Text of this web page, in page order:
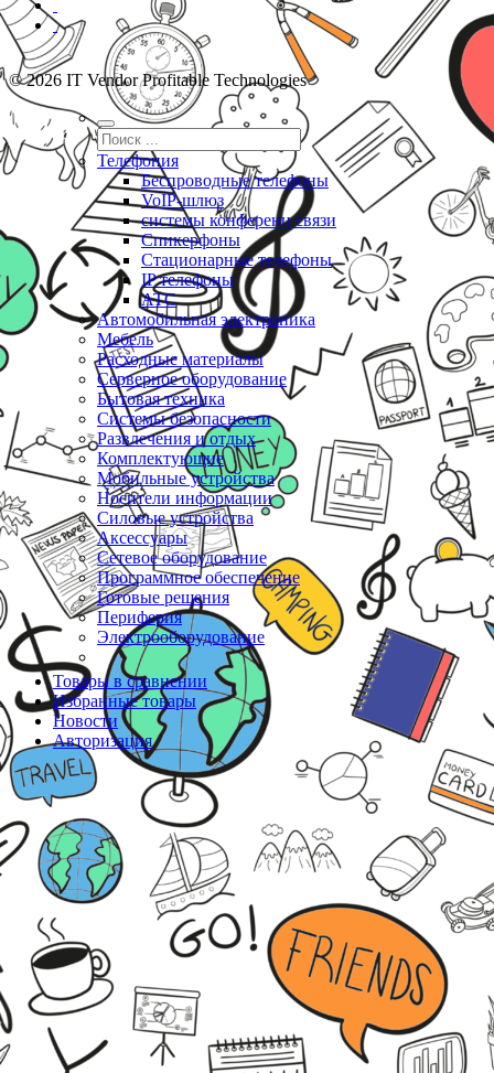
© 2026 IT Vendor Profitable Technologies
Телефония
Беспроводные телефоны
VoIP-шлюз
системы конференц связи
Спикерфоны
Стационарные телефоны
IP телефоны
АТС
Автомобильная электроника
Мебель
Расходные материалы
Серверное оборудование
Бытовая техника
Системы безопасности
Развлечения и отдых
Комплектующие
Мобильные устройства
Носители информации
Силовые устройства
Аксессуары
Сетевое оборудование
Программное обеспечение
Готовые решения
Периферия
Электрооборудование
Товары в сравнении
Избранные товары
Новости
Авторизация